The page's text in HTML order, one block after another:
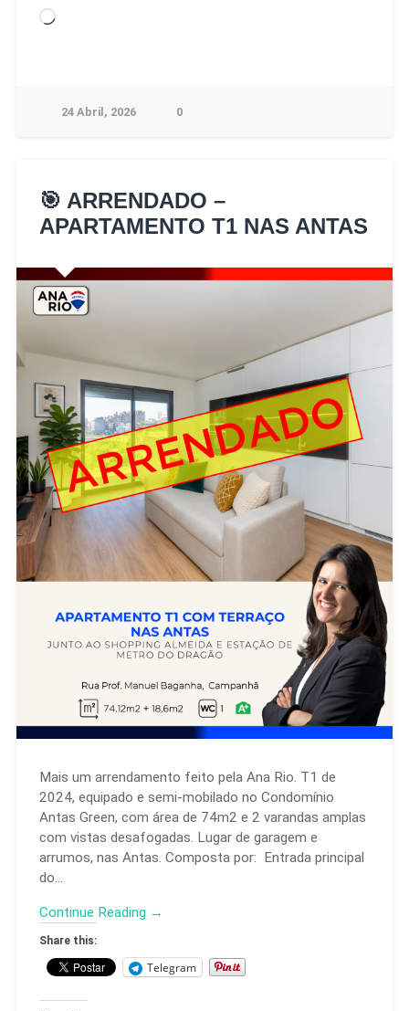
24 Abril, 2026 0
🎯 ARRENDADO –
APARTAMENTO T1 NAS ANTAS
Mais um arrendamento feito pela Ana Rio. T1 de
2024, equipado e semi-mobilado no Condomínio
Antas Green, com área de 74m2 e 2 varandas amplas
com vistas desafogadas. Lugar de garagem e
arrumos, nas Antas. Composta por: Entrada principal
do…
Continue Reading →
Share this:
Telegram